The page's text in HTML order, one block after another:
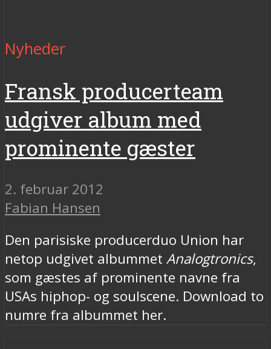
Nyheder
Fransk producerteam
udgiver album med
prominente gæster
2. februar 2012
Fabian Hansen
Den parisiske producerduo Union har
netop udgivet albummet Analogtronics,
som gæstes af prominente navne fra
USAs hiphop- og soulscene. Download to
numre fra albummet her.